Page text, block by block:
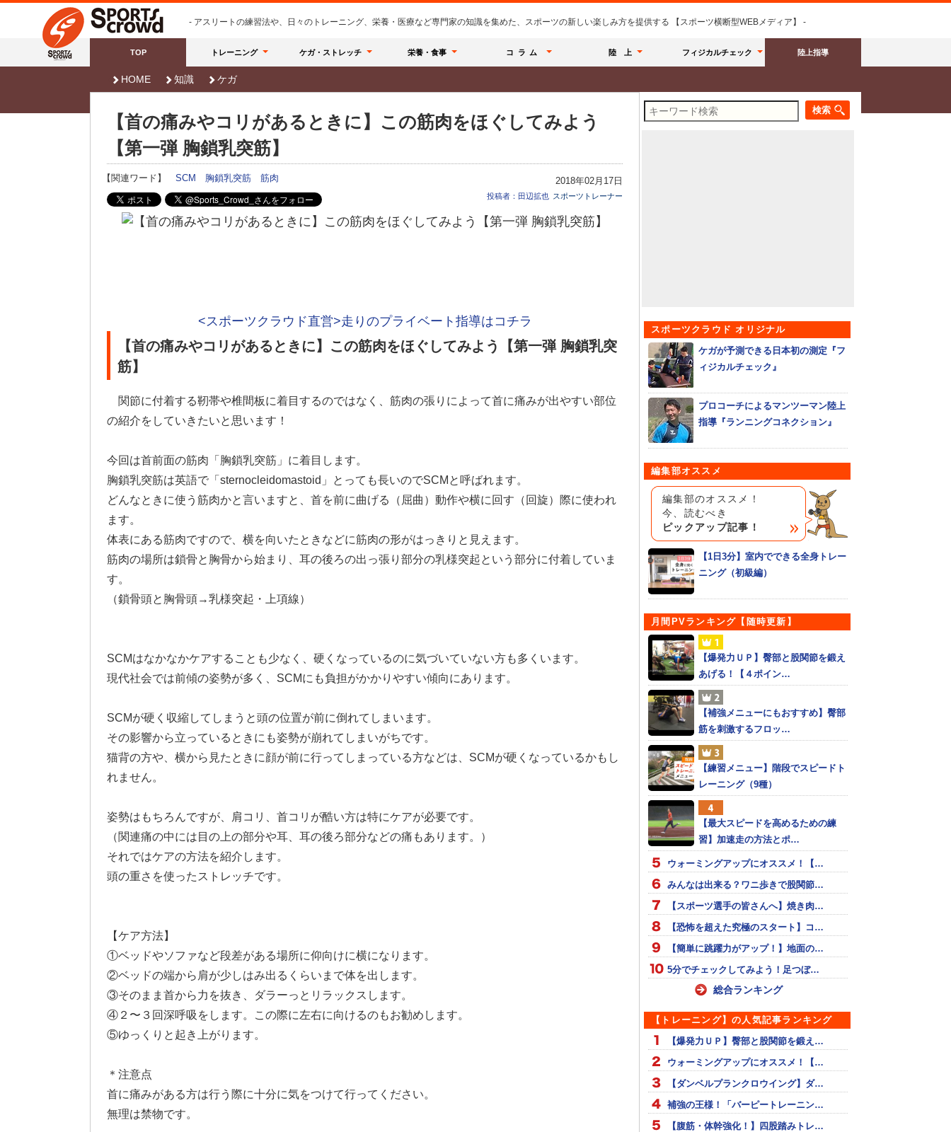
- アスリートの練習法や、日々のトレーニング、栄養・医療など専門家の知識を集めた、スポーツの新しい楽しみ方を提供する 【スポーツ横断型WEBメディア】 -
TOP トレーニング ケガ・ストレッチ 栄養・食事 コラム 陸 上 フィジカルチェック 陸上指導
HOME 知識 ケガ
【首の痛みやコリがあるときに】この筋肉をほぐしてみよう
【第一弾 胸鎖乳突筋】
【関連ワード】 SCM 胸鎖乳突筋 筋肉 2018年02月17日
投稿者：田辺拡也 スポーツトレーナー
<スポーツクラウド直営>走りのプライベート指導はコチラ
【首の痛みやコリがあるときに】この筋肉をほぐしてみよう【第一弾 胸鎖乳突
筋】
関節に付着する靭帯や椎間板に着目するのではなく、筋肉の張りによって首に痛みが出やすい部位
の紹介をしていきたいと思います！
今回は首前面の筋肉「胸鎖乳突筋」に着目します。
胸鎖乳突筋は英語で「sternocleidomastoid」とっても長いのでSCMと呼ばれます。
どんなときに使う筋肉かと言いますと、首を前に曲げる（屈曲）動作や横に回す（回旋）際に使われ
ます。
体表にある筋肉ですので、横を向いたときなどに筋肉の形がはっきりと見えます。
筋肉の場所は鎖骨と胸骨から始まり、耳の後ろの出っ張り部分の乳様突起という部分に付着していま
す。
（鎖骨頭と胸骨頭→乳様突起・上項線）
SCMはなかなかケアすることも少なく、硬くなっているのに気づいていない方も多くいます。
現代社会では前傾の姿勢が多く、SCMにも負担がかかりやすい傾向にあります。
SCMが硬く収縮してしまうと頭の位置が前に倒れてしまいます。
その影響から立っているときにも姿勢が崩れてしまいがちです。
猫背の方や、横から見たときに顔が前に行ってしまっている方などは、SCMが硬くなっているかもし
れません。
姿勢はもちろんですが、肩コリ、首コリが酷い方は特にケアが必要です。
（関連痛の中には目の上の部分や耳、耳の後ろ部分などの痛もあります。）
それではケアの方法を紹介します。
頭の重さを使ったストレッチです。
【ケア方法】
①ベッドやソファなど段差がある場所に仰向けに横になります。
②ベッドの端から肩が少しはみ出るくらいまで体を出します。
③そのまま首から力を抜き、ダラーっとリラックスします。
④２〜３回深呼吸をします。この際に左右に向けるのもお勧めします。
⑤ゆっくりと起き上がります。
＊注意点
首に痛みがある方は行う際に十分に気をつけて行ってください。
無理は禁物です。
スポーツクラウド オリジナル
ケガが予測できる日本初の測定『フ
ィジカルチェック』
プロコーチによるマンツーマン陸上
指導『ランニングコネクション』
編集部オススメ
編集部のオススメ！
今、読むべき
ピックアップ記事！
【1日3分】室内でできる全身トレー
ニング（初級編）
月間PVランキング【随時更新】
【爆発力ＵＰ】臀部と股関節を鍛え
あげる！【４ポイン…
【補強メニューにもおすすめ】臀部
筋を刺激するフロッ…
【練習メニュー】階段でスピードト
レーニング（9種）
【最大スピードを高めるための練
習】加速走の方法とポ…
ウォーミングアップにオススメ！【…
みんなは出来る？ワニ歩きで股関節…
【スポーツ選手の皆さんへ】焼き肉…
【恐怖を超えた究極のスタート】コ…
【簡単に跳躍力がアップ！】地面の…
5分でチェックしてみよう！足つぼ…
総合ランキング
【トレーニング】の人気記事ランキング
【爆発力ＵＰ】臀部と股関節を鍛え…
ウォーミングアップにオススメ！【…
【ダンベルプランクロウイング】ダ…
補強の王様！「バーピートレーニン…
【腹筋・体幹強化！】四股踏みトレ…